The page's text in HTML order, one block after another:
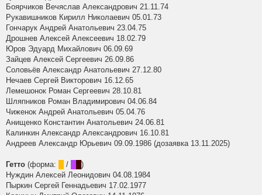
Боярчиков Вечяслав Александрович 21.11.74
Рукавишников Кирилл Николаевич 05.01.73
Гончарук Андрей Анатольевич 23.04.75
Дрошнев Алексей Алексеевич 18.02.79
Юров Эдуард Михайлович 06.09.69
Зайцев Алексей Сергеевич 26.09.86
Соловьёв Александр Анатольевич 27.12.80
Нечаев Сергей Викторович 16.12.65
Лемешонок Роман Сергеевич 28.10.81
Шляпников Роман Владимирович 04.06.84
Чиженок Андрей Анатольевич 05.04.76
Анищенко Константин Анатольевич 24.06.81
Калинкин Александр Александрович 16.10.81
Андреев Александр Юрьевич 09.09.1986 (дозаявка 13.11.2025)
Гетто (форма: /
)
Нуждин Алексей Леонидович 04.08.1984
Пыркин Сергей Геннадьевич 17.02.1977